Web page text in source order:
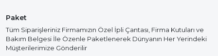
Paket
Tüm Siparişleriniz Firmamızın Özel İpli Çantası, Firma Kutuları ve
Bakım Belgesi İle Özenle Paketlenerek Dünyanın Her Yerindeki
Müşterilerimize Gönderilir